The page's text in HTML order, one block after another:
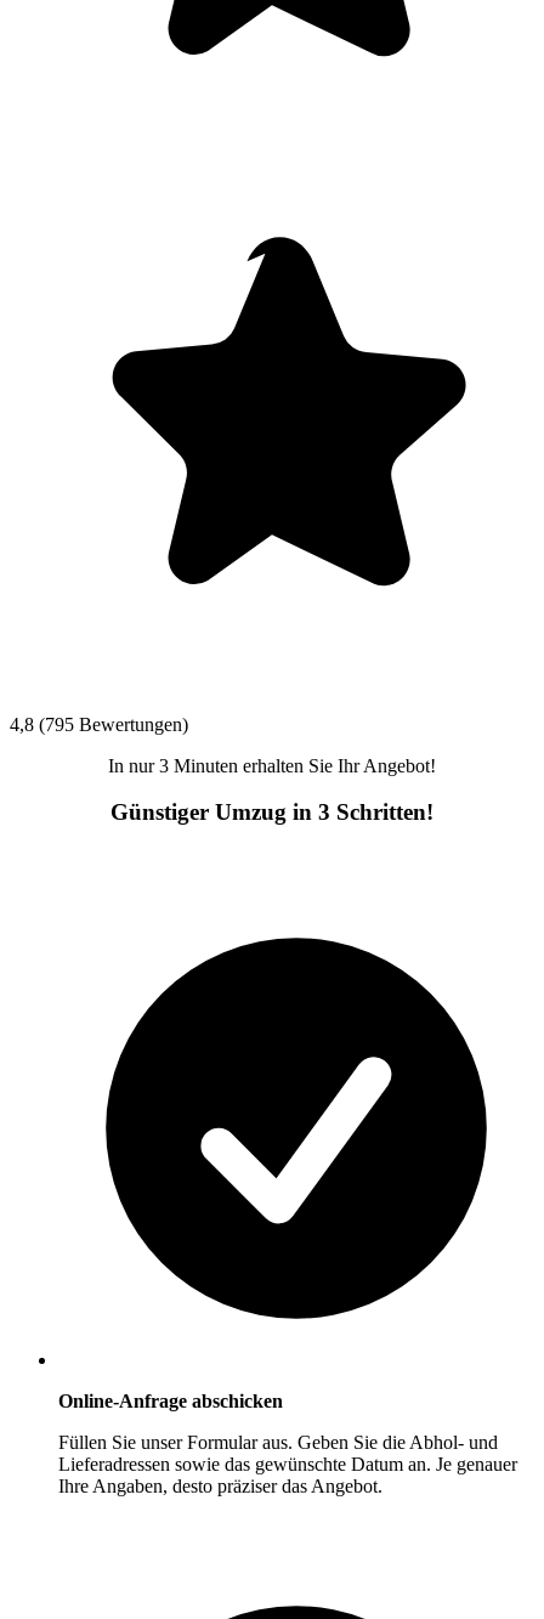
4,8 (795 Bewertungen)
In nur 3 Minuten erhalten Sie Ihr Angebot!
Günstiger Umzug in 3 Schritten!
Online-Anfrage abschicken
Füllen Sie unser Formular aus. Geben Sie die Abhol- und
Lieferadressen sowie das gewünschte Datum an. Je genauer
Ihre Angaben, desto präziser das Angebot.